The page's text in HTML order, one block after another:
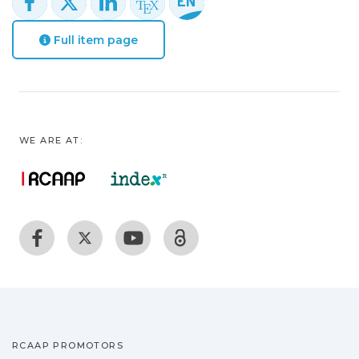
Full item page
WE ARE AT:
RCAAP PROMOTORS